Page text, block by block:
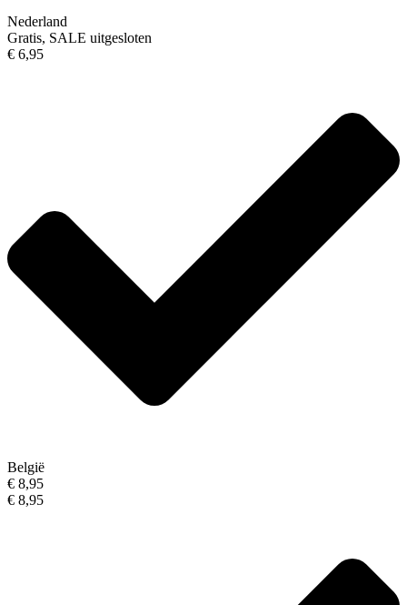
Nederland
Gratis, SALE uitgesloten
€ 6,95
België
€ 8,95
€ 8,95